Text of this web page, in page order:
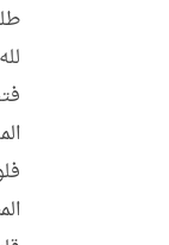
طلبت
لله ما
المبتز و
فلوس و الا
المشهورة